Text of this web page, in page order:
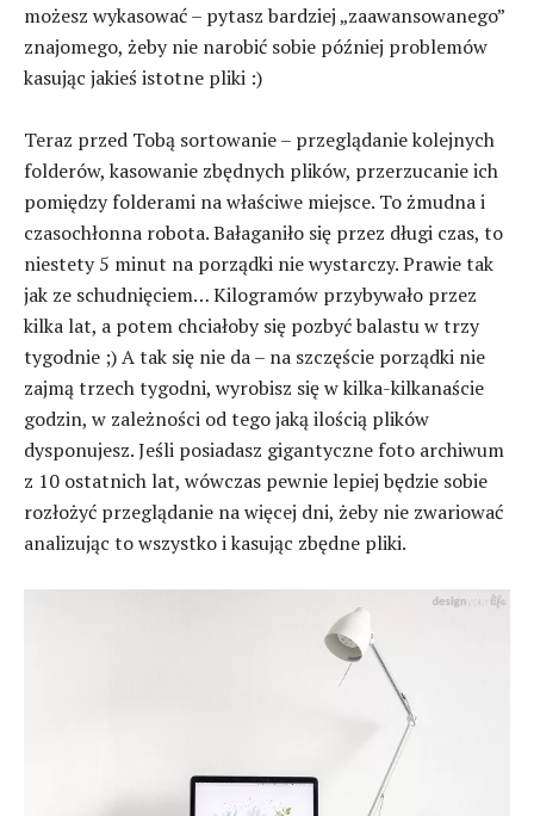
możesz wykasować – pytasz bardziej „zaawansowanego”
znajomego, żeby nie narobić sobie później problemów
kasując jakieś istotne pliki :)
Teraz przed Tobą sortowanie – przeglądanie kolejnych
folderów, kasowanie zbędnych plików, przerzucanie ich
pomiędzy folderami na właściwe miejsce. To żmudna i
czasochłonna robota. Bałaganiło się przez długi czas, to
niestety 5 minut na porządki nie wystarczy. Prawie tak
jak ze schudnięciem… Kilogramów przybywało przez
kilka lat, a potem chciałoby się pozbyć balastu w trzy
tygodnie ;) A tak się nie da – na szczęście porządki nie
zajmą trzech tygodni, wyrobisz się w kilka-kilkanaście
godzin, w zależności od tego jaką ilością plików
dysponujesz. Jeśli posiadasz gigantyczne foto archiwum
z 10 ostatnich lat, wówczas pewnie lepiej będzie sobie
rozłożyć przeglądanie na więcej dni, żeby nie zwariować
analizując to wszystko i kasując zbędne pliki.